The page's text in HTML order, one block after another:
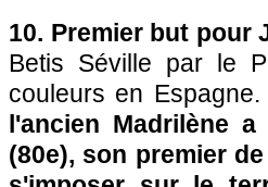
10. Premier but
Betis Séville par le
couleurs en
l'ancien Madrilène
(80e), son premier